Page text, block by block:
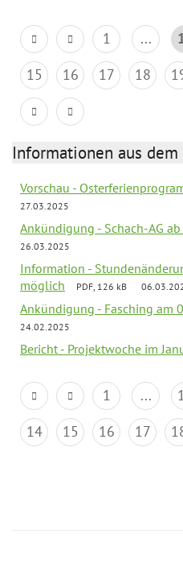
1 ...
15
16 17 18
Informationen aus
Vorschau -
27.03.2025
Ankündigung - Schach-AG
26.03.2025
Information -
möglich
PDF, 126 kB
Ankündigung - Fasching am
24.02.2025
Bericht - Projektwoche im
1 ...
14
15 16 17